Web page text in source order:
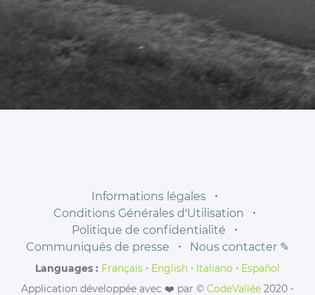
Informations légales
⋅
Conditions Générales d'Utilisation
⋅
Politique de confidentialité
⋅
Communiqués de presse
⋅ Nous contacter ✎
Languages : Français ⋅ English ⋅ Italiano ⋅ Español
Application développée avec ❤️ par © CodeVallée 2020 -